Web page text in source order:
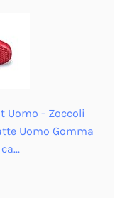
Uomo - Zoccoli
Uomo Gomma